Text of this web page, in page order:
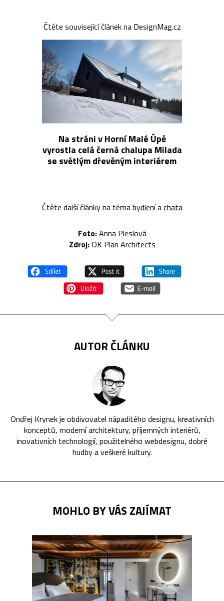
Čtěte související článek na DesignMag.cz
Na stráni v Horní Malé Úpě
vyrostla celá černá chalupa Milada
se světlým dřevěným interiérem
Čtěte další články na témabydleníachata
Foto:Anna Pleslová
Zdroj:OK Plan Architects
AUTOR ČLÁNKU
Ondřej Krynek je obdivovatel nápaditého designu, kreativních
konceptů, moderní architektury, příjemných interiérů,
inovativních technologií, použitelného webdesignu, dobré
hudby a veškeré kultury.
MOHLO BY VÁS ZAJÍMAT